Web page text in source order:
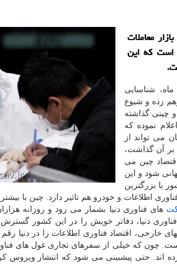
معاملات
است كه این
شناسایی
زده و شیوع
چینی گذاشته
نموده كه
می تواند از
كه سندروم شدید تنفسی (سارس) در سال ۲۰۰۳ بر آن گذاشت،
چین می
شود و این
با بزرگترین
اطلاعات و خودرو هم تاثیر دارد. چین با
های فناوری دنیا بشمار می رود و روزانه
دنیا، دفاتر خویش را در این كشور
خارجی، اقتصاد فناوری اطلاعات را در دنیا
چون كه خیلی از سفرهای تجاری غول های
اند. حتی پیشبینی می شود كه انتشار ویروس